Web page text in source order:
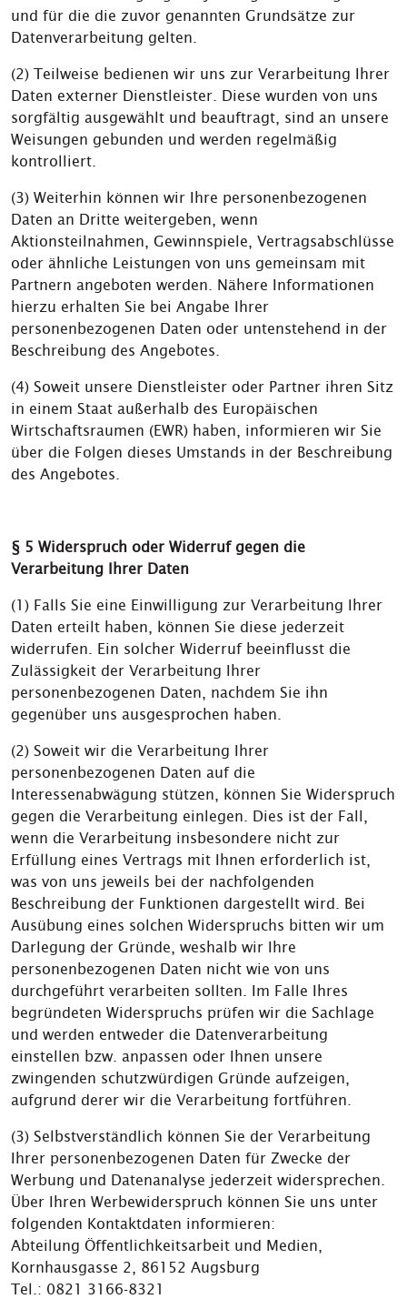
und für die die zuvor genannten Grundsätze zur
Datenverarbeitung gelten.
(2) Teilweise bedienen wir uns zur Verarbeitung Ihrer
Daten externer Dienstleister. Diese wurden von uns
sorgfältig ausgewählt und beauftragt, sind an unsere
Weisungen gebunden und werden regelmäßig
kontrolliert.
(3) Weiterhin können wir Ihre personenbezogenen
Daten an Dritte weitergeben, wenn
Aktionsteilnahmen, Gewinnspiele, Vertragsabschlüsse
oder ähnliche Leistungen von uns gemeinsam mit
Partnern angeboten werden. Nähere Informationen
hierzu erhalten Sie bei Angabe Ihrer
personenbezogenen Daten oder untenstehend in der
Beschreibung des Angebotes.
(4) Soweit unsere Dienstleister oder Partner ihren Sitz
in einem Staat außerhalb des Europäischen
Wirtschaftsraumen (EWR) haben, informieren wir Sie
über die Folgen dieses Umstands in der Beschreibung
des Angebotes.
§ 5 Widerspruch oder Widerruf gegen die
Verarbeitung Ihrer Daten
(1) Falls Sie eine Einwilligung zur Verarbeitung Ihrer
Daten erteilt haben, können Sie diese jederzeit
widerrufen. Ein solcher Widerruf beeinflusst die
Zulässigkeit der Verarbeitung Ihrer
personenbezogenen Daten, nachdem Sie ihn
gegenüber uns ausgesprochen haben.
(2) Soweit wir die Verarbeitung Ihrer
personenbezogenen Daten auf die
Interessenabwägung stützen, können Sie Widerspruch
gegen die Verarbeitung einlegen. Dies ist der Fall,
wenn die Verarbeitung insbesondere nicht zur
Erfüllung eines Vertrags mit Ihnen erforderlich ist,
was von uns jeweils bei der nachfolgenden
Beschreibung der Funktionen dargestellt wird. Bei
Ausübung eines solchen Widerspruchs bitten wir um
Darlegung der Gründe, weshalb wir Ihre
personenbezogenen Daten nicht wie von uns
durchgeführt verarbeiten sollten. Im Falle Ihres
begründeten Widerspruchs prüfen wir die Sachlage
und werden entweder die Datenverarbeitung
einstellen bzw. anpassen oder Ihnen unsere
zwingenden schutzwürdigen Gründe aufzeigen,
aufgrund derer wir die Verarbeitung fortführen.
(3) Selbstverständlich können Sie der Verarbeitung
Ihrer personenbezogenen Daten für Zwecke der
Werbung und Datenanalyse jederzeit widersprechen.
Über Ihren Werbewiderspruch können Sie uns unter
folgenden Kontaktdaten informieren:
Abteilung Öffentlichkeitsarbeit und Medien,
Kornhausgasse 2, 86152 Augsburg
Tel.: 0821 3166-8321